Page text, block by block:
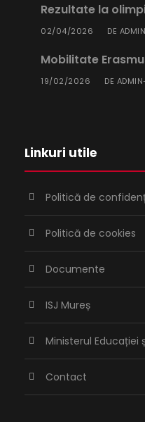
Rezultate la
02/04/2026 DE
Mobilitate
19/02/2026 DE
Linkuri utile
Politică de
Politică de cookies
Documente
ISJ Mureș
Ministerul Educației
Contact